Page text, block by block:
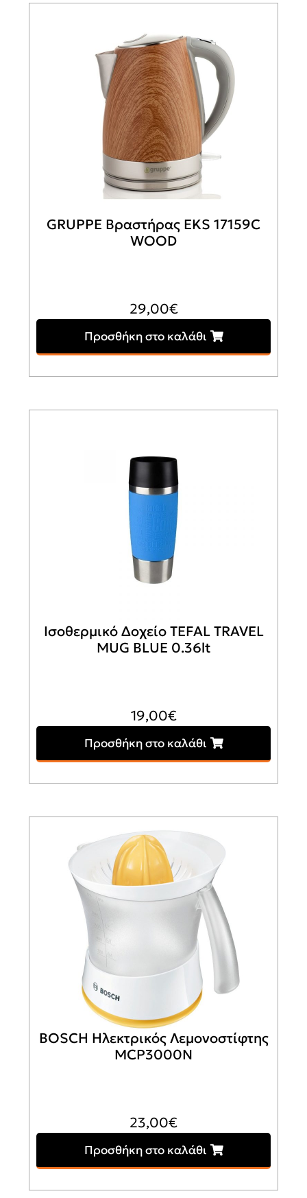
GRUPPE Βραστήρας EKS 17159C
WOOD
29,00€
Προσθήκη στο καλάθι
Ισοθερμικό Δοχείο TEFAL TRAVEL
MUG BLUE 0.36lt
19,00€
Προσθήκη στο καλάθι
BOSCH Ηλεκτρικός Λεμονοστίφτης
MCP3000N
23,00€
Προσθήκη στο καλάθι